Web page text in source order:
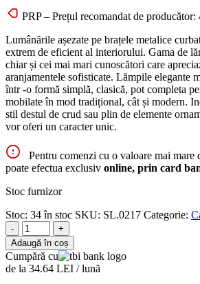
PRP – Prețul recomandat de producător:
Lumânările așezate pe brațele metalice
extrem de eficient al interiorului. Gama de
chiar și cei mai mari cunoscători care
aranjamentele sofisticate. Lămpile elegante
într -o formă simplă, clasică, pot completa
mobilate în mod tradițional, cât și modern.
stil destul de crud sau plin de elemente
vor oferi un caracter unic.
Pentru comenzi cu o valoare mai mare
poate efectua exclusiv online, prin card
Stoc furnizor
Stoc: 34 în stoc SKU: SL.0217 Categorie:
-
+
Adaugă în coș
Cumpără cu
de la 34.64 LEI / lună